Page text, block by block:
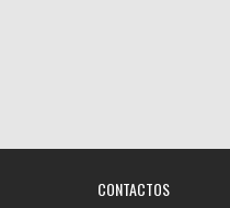
CONTACTOS